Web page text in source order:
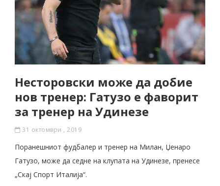
Несторовски може да добие
нов тренер: Гатузо е фаворит
за тренер на Удинезе
31 октомври , 2019
Поранешниот фудбалер и тренер на Милан, Џенаро
Гатузо, може да седне на клупата на Удинезе, пренесе
„Скај Спорт Италија“.